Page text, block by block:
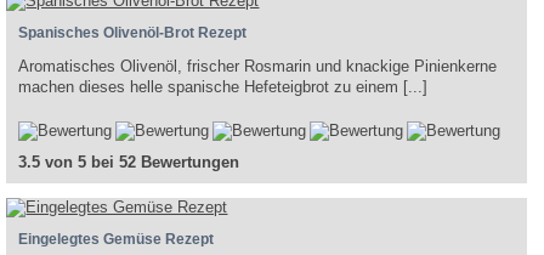
Spanisches Olivenöl-Brot Rezept
Aromatisches Olivenöl, frischer Rosmarin und knackige Pinienkerne
machen dieses helle spanische Hefeteigbrot zu einem [...]
3.5 von 5 bei 52 Bewertungen
Eingelegtes Gemüse Rezept